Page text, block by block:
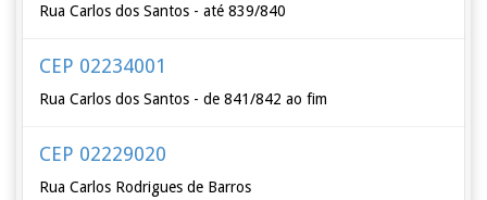
Rua Carlos dos Santos - até 839/840
CEP 02234001
Rua Carlos dos Santos - de 841/842 ao fim
CEP 02229020
Rua Carlos Rodrigues de Barros